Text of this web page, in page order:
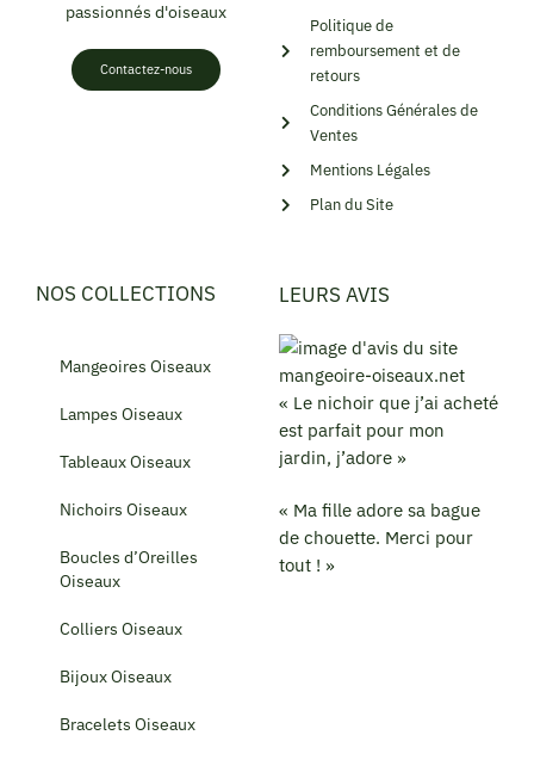
passionnés d'oiseaux
Contactez-nous
Politique de
remboursement et de
retours
Conditions Générales de
Ventes
Mentions Légales
Plan du Site
NOS COLLECTIONS
Mangeoires Oiseaux
Lampes Oiseaux
Tableaux Oiseaux
Nichoirs Oiseaux
Boucles d’Oreilles
Oiseaux
Colliers Oiseaux
Bijoux Oiseaux
Bracelets Oiseaux
LEURS AVIS
« Le nichoir que j’ai acheté
est parfait pour mon
jardin, j’adore »
« Ma fille adore sa bague
de chouette. Merci pour
tout ! »